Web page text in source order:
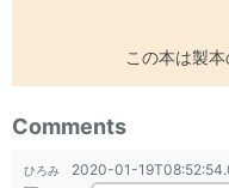
この本は製本
Comments
ひろみ 2020-01-